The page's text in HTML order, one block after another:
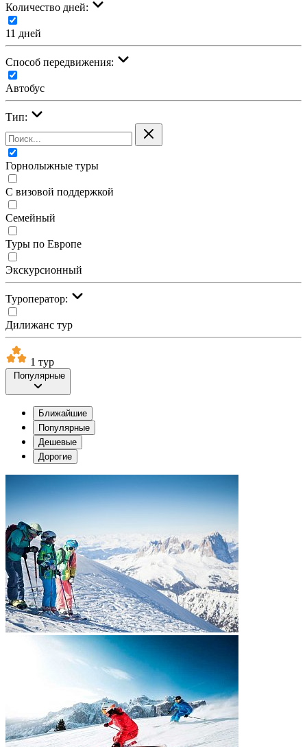
Количество дней:
11 дней
Cпособ передвижения:
Автобус
Тип:
Горнолыжные туры
С визовой поддержкой
Семейный
Туры по Европе
Экскурсионный
Туроператор:
Дилижанс тур
1 тур
Популярные
Ближайшие
Популярные
Дешевые
Дорогие